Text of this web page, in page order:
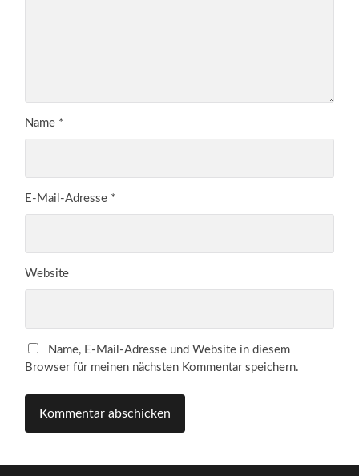
Name *
E-Mail-Adresse *
Website
Name, E-Mail-Adresse und Website in diesem
Browser für meinen nächsten Kommentar speichern.